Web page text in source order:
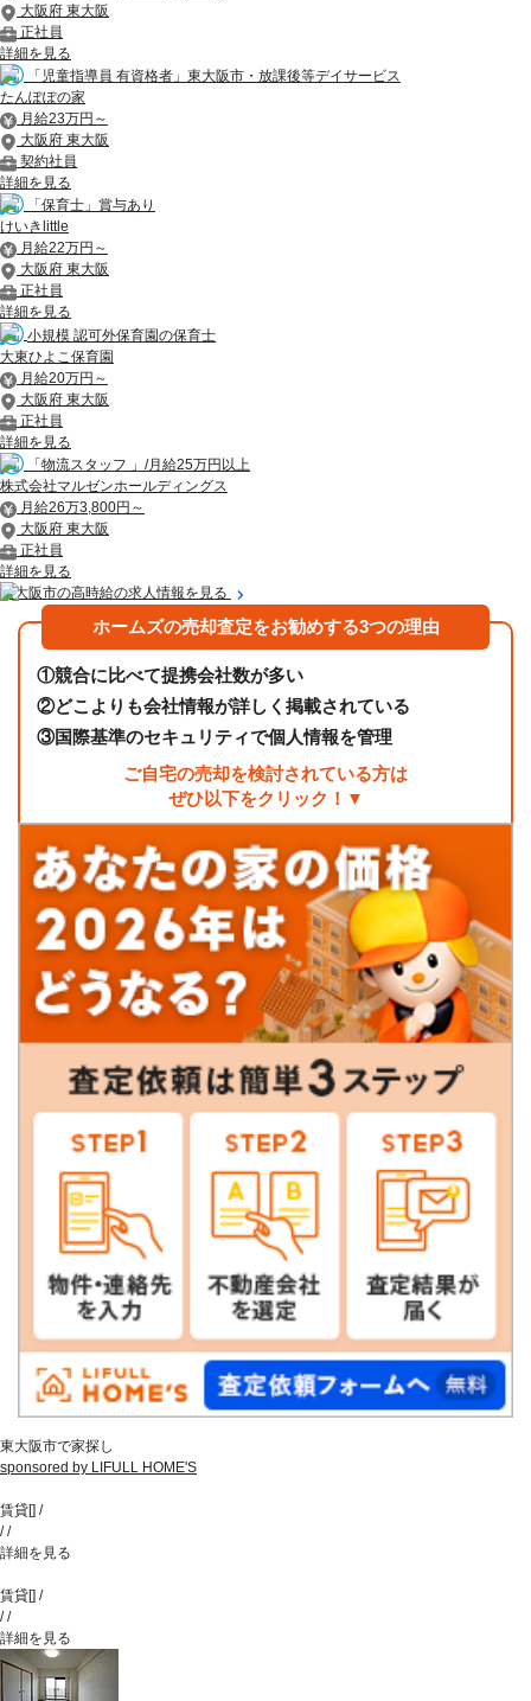
大阪府 東大阪
正社員
詳細を見る
「児童指導員 有資格者」東大阪市・放課後等デイサービス
たんぽぽの家
月給23万円～
大阪府 東大阪
契約社員
詳細を見る
「保育士」賞与あり
けいきlittle
月給22万円～
大阪府 東大阪
正社員
詳細を見る
小規模 認可外保育園の保育士
大東ひよこ保育園
月給20万円～
大阪府 東大阪
正社員
詳細を見る
「物流スタッフ 」/月給25万円以上
株式会社マルゼンホールディングス
月給26万3,800円～
大阪府 東大阪
正社員
詳細を見る
東大阪市の高時給の求人情報を見る
ホームズの売却査定をお勧めする3つの理由
①競合に比べて提携会社数が多い
②どこよりも会社情報が詳しく掲載されている
③国際基準のセキュリティで個人情報を管理
ご自宅の売却を検討されている方は
ぜひ以下をクリック！▼
東大阪市で家探し
sponsored by LIFULL HOME'S
賃貸[] /
//
詳細を見る
賃貸[] /
//
詳細を見る